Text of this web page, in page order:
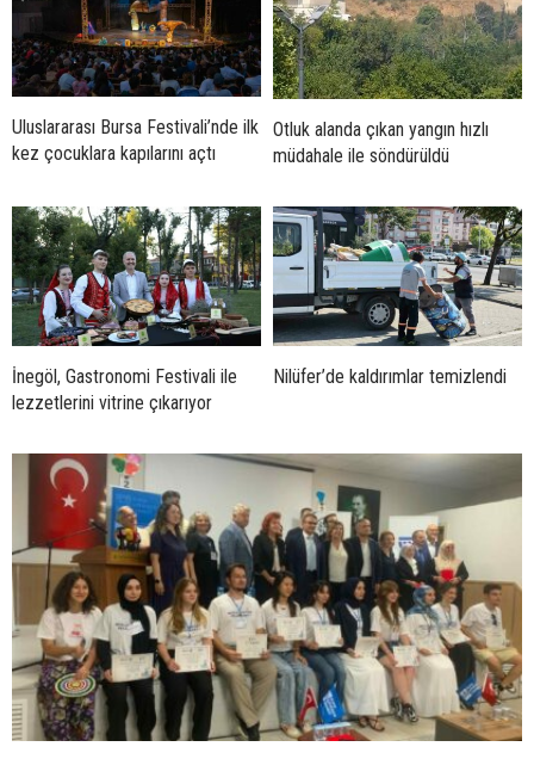
Uluslararası Bursa Festivali’nde ilk
kez çocuklara kapılarını açtı
Otluk alanda çıkan yangın hızlı
müdahale ile söndürüldü
İnegöl, Gastronomi Festivali ile
lezzetlerini vitrine çıkarıyor
Nilüfer’de kaldırımlar temizlendi